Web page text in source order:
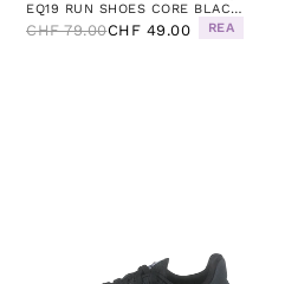
EQ19 RUN SHOES CORE BLACK / CORE BLACK / IRON METALLIC
CHF 79.00CHF 49.00 REA